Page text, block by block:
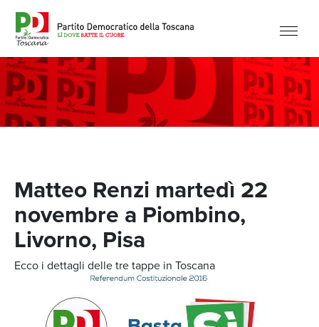
Matteo Renzi martedì 22
novembre a Piombino,
Livorno, Pisa
Ecco i dettagli delle tre tappe in Toscana